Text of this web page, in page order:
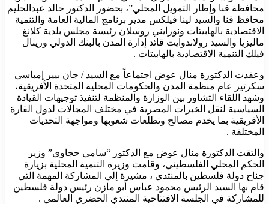
محافظة قنا وإطار التمويل المحلي”، بحضور الدكتور خالد عبدالحليم
محافظ قنا والسيد لينا فيلكس مدير برنامج المالية العامة والتنمية
الاقتصادية بالهابيتات ونورايني روسلان رئيسة مجلس بلدية كلانغ
ماليزيا والسيد رولاندوايت قائد إدارة المدن بالبنك الدولي ورينال
فيلك التنمية الاقتصادية بالهابيتات .
وعقدت الدكتورة منال عوض اجتماعاً مع السيد / جان بيير إمباسى
سكرتير عام منظمة المدن والحكومات المحلية المتحدة الأفريقية،
وشهد اللقاء التشاور بين الوزارة والمنظمة لتنفيذ توجيهات القيادة
السياسية لنقل الخبرات المصرية في مختلف المجالات لدول القارة
الأفريقية بما يخدم مصالح وتطلعات شعوبها ومواجهة التحديات
المختلفة .
والتقت الدكتورة منال عوض مع الدكتور “سامي حجاوي” وزير
الحكم المحلي الفلسطيني، وقامت وزيرة التنمية المحلية بزيارة
جناح دولة فلسطين بالمنتدي ، مشيرة إلي المشاركة المهمة التي
قام بها السيد الرئيس محمود عباس أبو مازن رئيس دولة فلسطين
للمشاركة في الجلسة الافتتاحية المنتدي الحضري العالمي .